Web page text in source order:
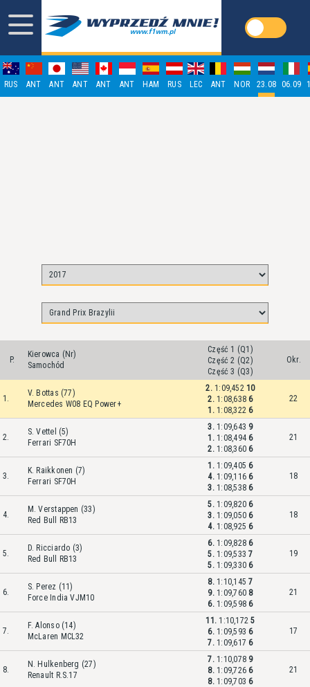
RUS ANT ANT ANT ANT ANT HAM RUS LEC ANT NOR 23.08 06.09
P.
Kierowca (Nr)
Samochód
Część 1 (Q1)
Część 2 (Q2)
Część 3 (Q3)
Okr.
1.
V. Bottas (77)
Mercedes W08 EQ Power+
2. 1:09,45210
2. 1:08,638 6
1. 1:08,322 6
22
2.
S. Vettel (5)
Ferrari SF70H
3. 1:09,643 9
1. 1:08,494 6
2. 1:08,360 6
21
3.
K. Raikkonen (7)
Ferrari SF70H
1. 1:09,405 6
4. 1:09,116 6
3. 1:08,538 6
18
4.
M. Verstappen (33)
Red Bull RB13
5. 1:09,820 6
3. 1:09,050 6
4. 1:08,925 6
18
5.
D. Ricciardo (3)
Red Bull RB13
6. 1:09,828 6
5. 1:09,5337
5. 1:09,330 6
19
6.
S. Perez (11)
Force India VJM10
8. 1:10,1457
9. 1:09,760 8
6. 1:09,598 6
21
7.
F. Alonso (14)
McLaren MCL32
11. 1:10,1725
6. 1:09,593 6
7. 1:09,617 6
17
8.
N. Hulkenberg (27)
Renault R.S.17
7. 1:10,078 9
8. 1:09,726 6
8. 1:09,703 6
21